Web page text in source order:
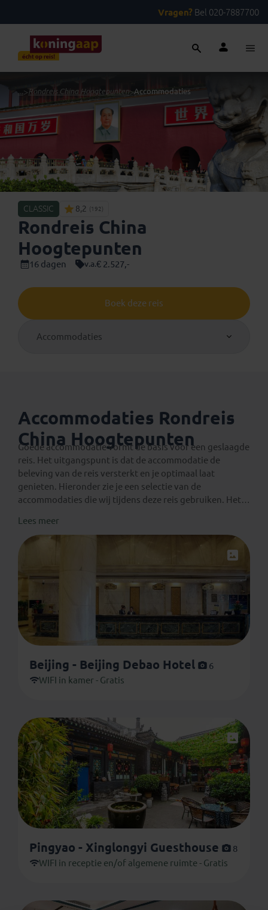
Vragen? Bel 020-7887700
...> Rondreis China Hoogtepunten>Accommodaties
CLASSIC 8,2 (192)
Rondreis China
Hoogtepunten
16 dagen v.a.€ 2.527,-
Boek deze reis
Accommodaties
Accommodaties Rondreis
China Hoogtepunten
Goede accommodatie vormt de basis voor een geslaagde
reis. Het uitgangspunt is dat de accommodatie de
beleving van de reis versterkt en je optimaal laat
genieten. Hieronder zie je een selectie van de
accommodaties die wij tijdens deze reis gebruiken. Het
verwachten. De genoemde accommodaties zijn
onder voorbehoud van wijzigingen en
beschikbaarheid
zorg uitgezocht maar kunnen verschillen van de
Lees meer
Beijing - Beijing Debao Hotel
6
WIFI in kamer - Gratis
Pingyao - Xinglongyi Guesthouse
8
WIFI in receptie en/of algemene ruimte - Gratis